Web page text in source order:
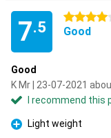
7.5
4 stars
Good
Good
K Mr | 23-07-2021
I recommend this
Pro
Light weight